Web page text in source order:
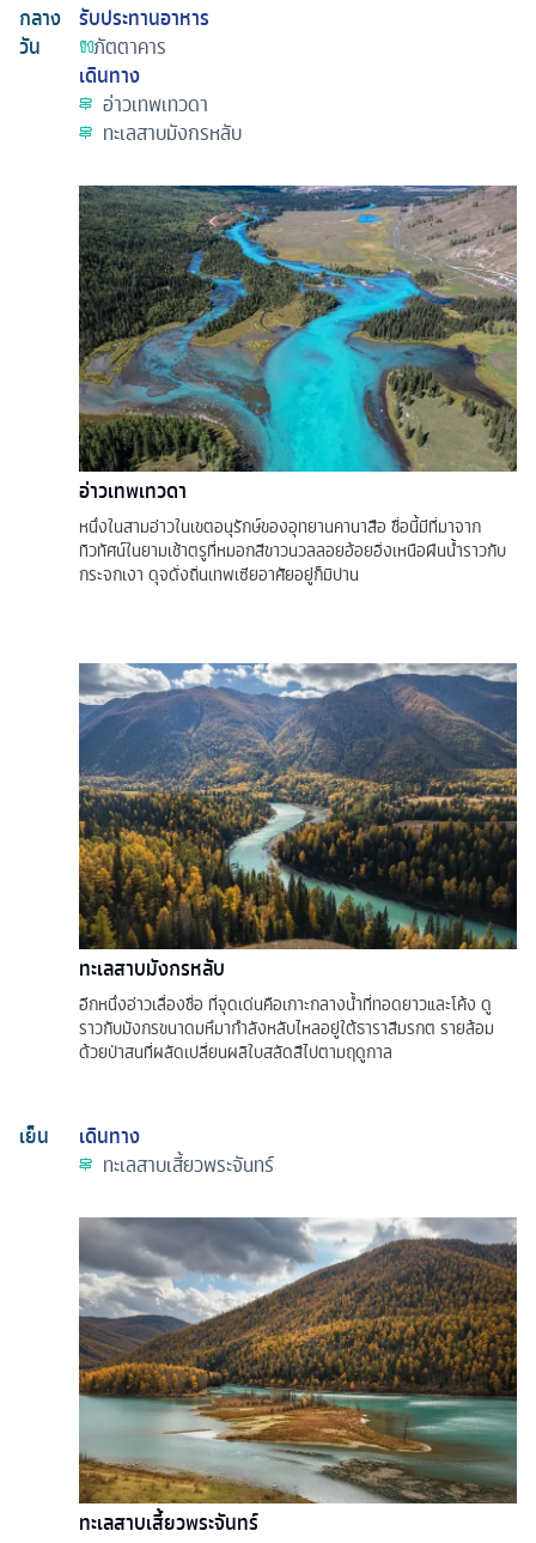
กลาง
วัน
รับประทานอาหาร
ภัตตาคาร
เดินทาง
อ่าวเทพเทวดา
ทะเลสาบมังกรหลับ
อ่าวเทพเทวดา
หนึ่งในสามอ่าวในเขตอนุรักษ์ของอุทยานคานาสือ ชื่อนี้มีที่มาจาก
ทิวทัศน์ในยามเช้าตรูที่หมอกสีขาวนวลลอยอ้อยอิ่งเหนือผืนน้ำราวกับ
กระจกเงา ดุจดั่งถิ่นเทพเซียอาศัยอยู่ก็มิปาน
ทะเลสาบมังกรหลับ
อีกหนึ่งอ่าวเลื่องชื่อ ที่จุดเด่นคือเกาะกลางน้ำที่ทอดยาวและโค้ง ดู
ราวกับมังกรขนาดมหึมากำลังหลับไหลอยู่ใต้ธาราสีมรกต รายล้อม
ด้วยป่าสนที่ผลัดเปลี่ยนผลิใบสลัดสีไปตามฤดูกาล
เย็น
เดินทาง
ทะเลสาบเสี้ยวพระจันทร์
ทะเลสาบเสี้ยวพระจันทร์